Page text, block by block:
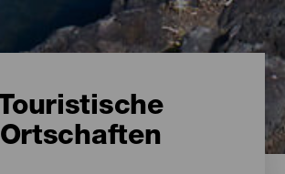
Touristische
Ortschaften